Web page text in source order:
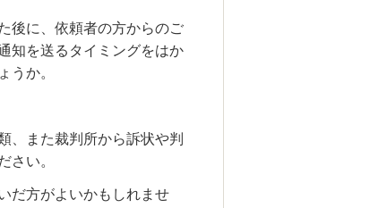
後に、依頼者の方からのご
知を送るタイミングをはか
うか。
、また裁判所から訴状や判
さい。
だ方がよいかもしれませ